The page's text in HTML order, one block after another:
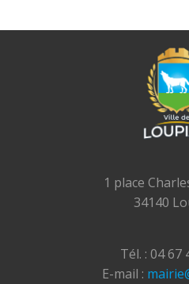
1 place
34140
Tél. : 04 67
E-mail :